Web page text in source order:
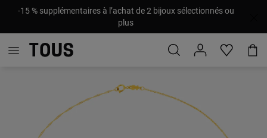
-15 % supplémentaires à l’achat de 2 bijoux sélectionnés ou
plus